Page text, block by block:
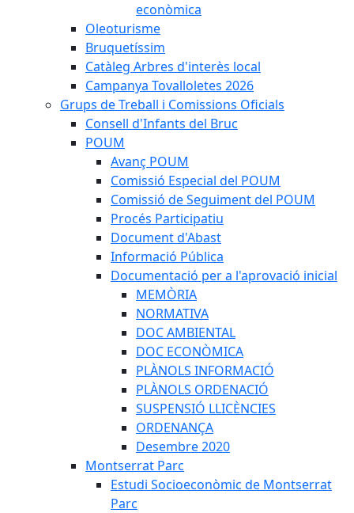
econòmica
Oleoturisme
Bruquetíssim
Catàleg Arbres d'interès local
Campanya Tovalloletes 2026
Grups de Treball i Comissions Oficials
Consell d'Infants del Bruc
POUM
Avanç POUM
Comissió Especial del POUM
Comissió de Seguiment del POUM
Procés Participatiu
Document d'Abast
Informació Pública
Documentació per a l'aprovació inicial
MEMÒRIA
NORMATIVA
DOC AMBIENTAL
DOC ECONÒMICA
PLÀNOLS INFORMACIÓ
PLÀNOLS ORDENACIÓ
SUSPENSIÓ LLICÈNCIES
ORDENANÇA
Desembre 2020
Montserrat Parc
Estudi Socioeconòmic de Montserrat
Parc